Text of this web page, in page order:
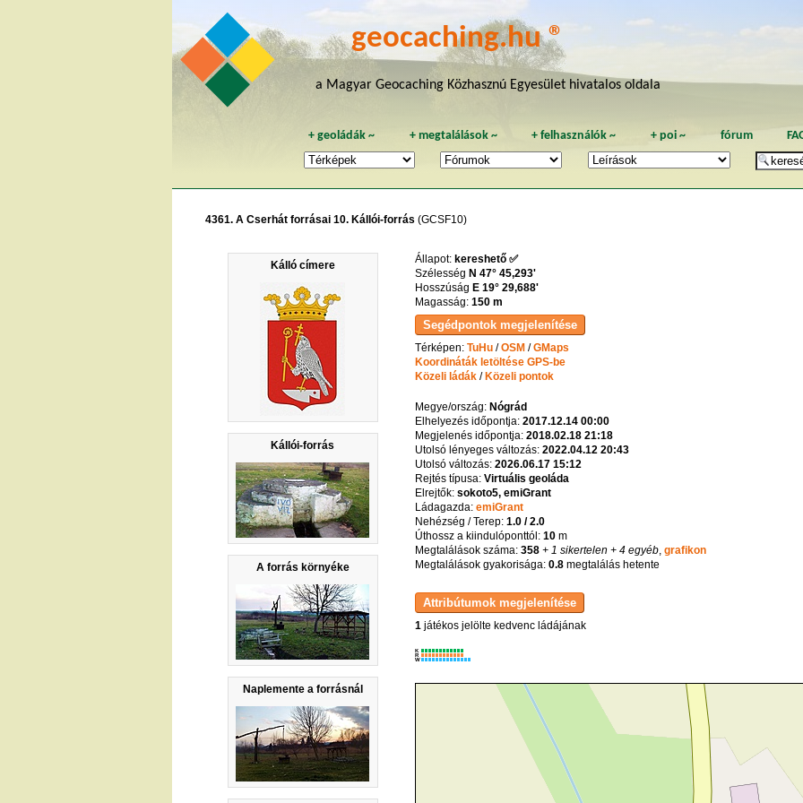
geocaching.hu ®
a Magyar Geocaching Közhasznú Egyesület hivatalos oldala
+geoládák ~ + megtalálások~ +felhasználók ~ + poi~ fórum
4361. A Cserhát forrásai 10. Kállói-forrás (GCSF10)
Kálló címere
Kállói-forrás
A forrás környéke
Naplemente a forrásnál
Állapot: kereshető ✅
Szélesség N 47° 45,293'
Hosszúság E 19° 29,688'
Magasság: 150 m
Térképen: TuHu/OSM/GMaps
Koordináták letöltése GPS-be
Közeli ládák/Közeli pontok
Megye/ország: Nógrád
Elhelyezés időpontja: 2017.12.14 00:00
Megjelenés időpontja: 2018.02.18 21:18
Utolsó lényeges változás: 2022.04.12 20:43
Utolsó változás: 2026.06.17 15:12
Rejtés típusa: Virtuális geoláda
Elrejtők: sokoto5, emiGrant
Ládagazda: emiGrant
Nehézség / Terep: 1.0 / 2.0
Úthossz a kiindulóponttól: 10m
Megtalálások száma: 358+ 1 sikertelen + 4 egyéb, grafikon
Megtalálások gyakorisága: 0.8megtalálás hetente
1játékos jelölte kedvenc ládájának
K
R
W